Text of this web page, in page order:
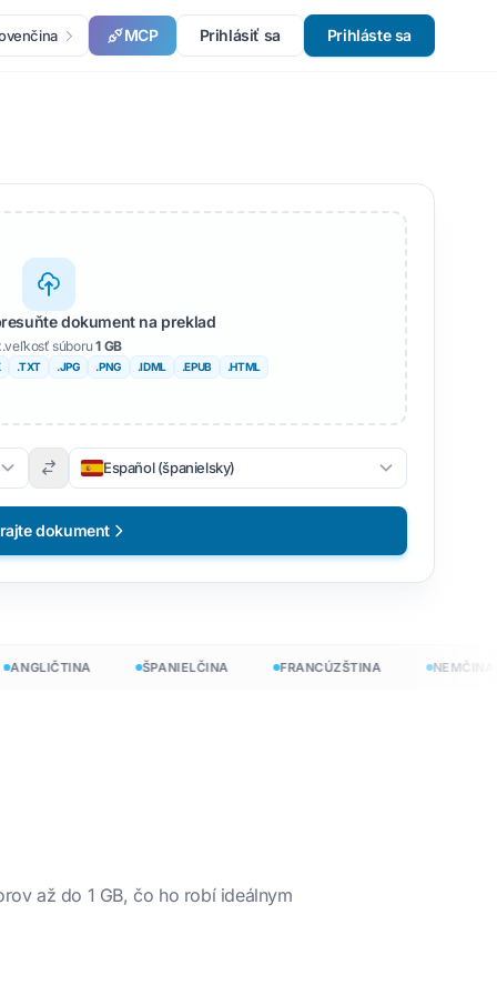
MCP Prihlásiť sa Prihláste sa
dokument na preklad
súboru1 GB
.TXT .JPG .PNG .IDML .EPUB .HTML
Español (španielsky)
dokument
ŠPANIELČINA FRANCÚZŠTINA NEMČINA
až do 1 GB, čo ho robí ideálnym